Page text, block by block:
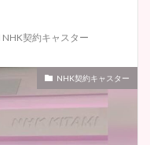
NHK契約キャスター
NHK契約キャスター